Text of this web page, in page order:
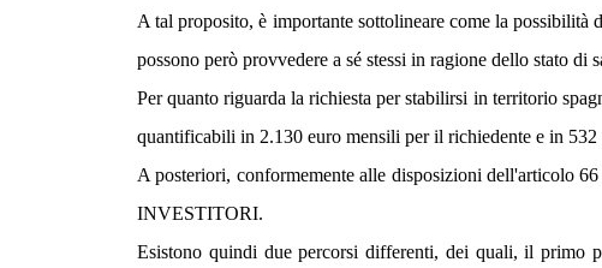
A tal proposito, è importante sottolineare come la
possono però provvedere a sé stessi in ragione dello stato di
Per quanto riguarda la richiesta per stabilirsi in territorio
quantificabili in 2.130 euro mensili per il richiedente e in
A posteriori, conformemente alle disposizioni
INVESTITORI.
Esistono quindi due percorsi differenti, dei quali, il primo